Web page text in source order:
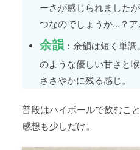
ーさが感じられました
つなのでしょうか…？ア
余韻 ：余韻は短く単
のような優しい甘さと
ささやかに残る感じ。
普段はハイボールで飲むこ
感想も少しだけ。